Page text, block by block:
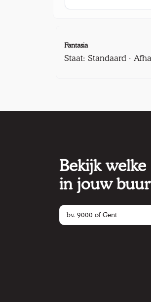
Fantasia
Staat: Standaard ·
Bekijk
in jouw